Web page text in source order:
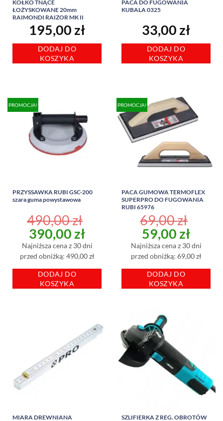
KÓŁKO TNĄCE
ŁOŻYSKOWANE 20mm
RAIMONDI RAIZOR MK II
195,00 zł
DODAJ DO
KOSZYKA
PACA DO FUGOWANIA
KUBALA 0325
33,00 zł
DODAJ DO
KOSZYKA
PROMOCJA!
PRZYSSAWKA RUBI GSC-200
szara guma powystawowa
490,00zł
Pierwotna
cena
wynosiła:
490,00 zł.
390,00 złAktualna
cena
wynosi:
390,00 zł.
Najniższa cena z 30 dni
przed obniżką: 490,00 zł
DODAJ DO
KOSZYKA
PROMOCJA!
PACA GUMOWA TERMOFLEX
SUPERPRO DO FUGOWANIA
RUBI 65976
69,00zł
Pierwotna
cena
wynosiła:
69,00 zł.
59,00 zł
cena
Najniższa cena z 30 dni
przed obniżką: 69,00 zł
DODAJ DO
KOSZYKA
MIARA DREWNIANA SZLIFIERKA Z REG. OBROTÓW